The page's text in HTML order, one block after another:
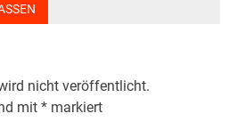
nicht veröffentlicht.
mit* markiert